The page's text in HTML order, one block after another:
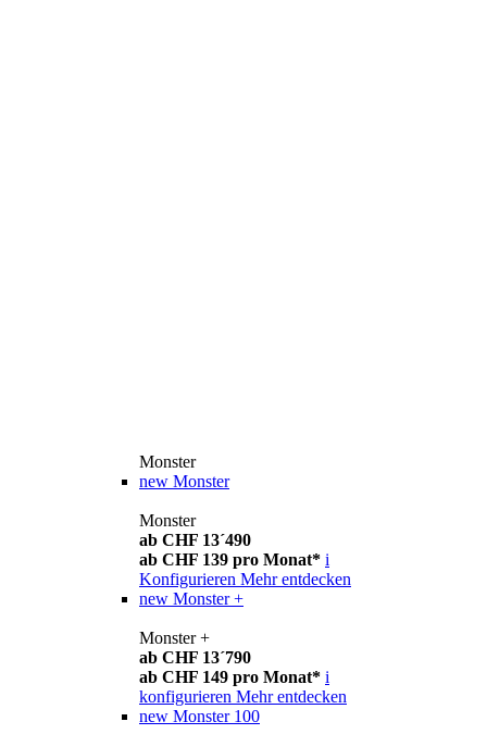
Monster
new Monster
Monster
ab CHF 13´490
ab CHF 139 pro Monat* i
Konfigurieren Mehr entdecken
new Monster +
Monster +
ab CHF 13´790
ab CHF 149 pro Monat* i
konfigurieren Mehr entdecken
new Monster 100